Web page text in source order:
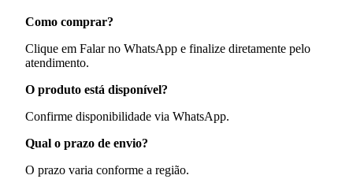
Como comprar?
Clique em Falar no WhatsApp e finalize diretamente pelo
atendimento.
O produto está disponível?
Confirme disponibilidade via WhatsApp.
Qual o prazo de envio?
O prazo varia conforme a região.